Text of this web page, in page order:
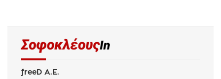
freeD Α.Ε.